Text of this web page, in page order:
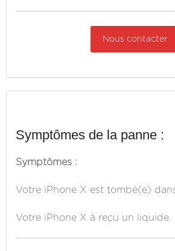
Nous contacter
Symptômes de la panne :
Symptômes :
Votre iPhone X est tombé(e)
Votre iPhone X à reçu un liquide.